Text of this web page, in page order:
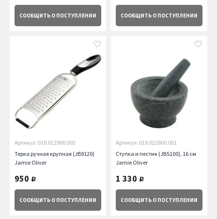
СООБЩИТЬ О ПОСТУПЛЕНИИ СООБЩИТЬ О ПОСТУПЛЕНИИ
Артикул: 019.022900.002
Терка ручная крупная (JB9120)
Jamie Oliver
950 руб.
СООБЩИТЬ О ПОСТУПЛЕНИИ
Артикул: 019.022800.001
Ступка и пестик (JB5100), 16 см
Jamie Oliver
1 330 руб.
СООБЩИТЬ О ПОСТУПЛЕНИИ